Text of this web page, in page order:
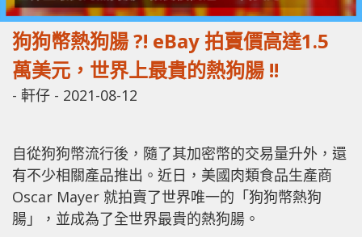
狗狗幣熱狗腸 ?! eBay 拍賣價高達1.5
萬美元，世界上最貴的熱狗腸 !!
- 軒仔 - 2021-08-12
自從狗狗幣流行後，隨了其加密幣的交易量升外，還
有不少相關產品推出。近日，美國肉類食品生產商
Oscar Mayer 就拍賣了世界唯一的「狗狗幣熱狗
腸」，並成為了全世界最貴的熱狗腸。